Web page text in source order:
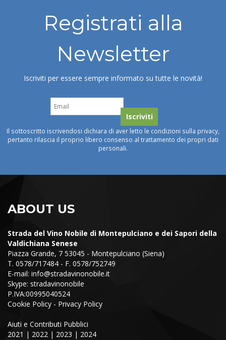
Registrati alla
Newsletter
Iscriviti per essere sempre informato su tutte le novità!
Il sottoscritto iscrivendosi dichiara di aver letto le condizioni sulla privacy,
pertanto rilascia il proprio libero consenso al trattamento dei propri dati
personali.
ABOUT US
Strada del Vino Nobile di Montepulciano e dei Sapori della
Valdichiana Senese
Piazza Grande, 7 53045 - Montepulciano (Siena)
T. 0578/717484 - F. 0578/752749
E-mail: info@stradavinonobile.it
Skype: stradavinonobile
P.IVA:00995040524
Cookie Policy - Privacy Policy
Aiuti e Contributi Pubblici
2021 | 2022 | 2023 | 2024